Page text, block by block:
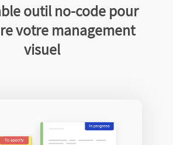
outil no-code pour
votre management
visuel